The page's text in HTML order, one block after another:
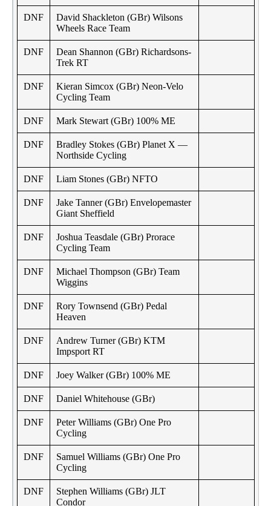
DNF
David Shackleton (GBr) Wilsons
Wheels Race Team
DNF
Dean Shannon (GBr) Richardsons-
Trek RT
DNF
Kieran Simcox (GBr) Neon-Velo
Cycling Team
DNF Mark Stewart (GBr) 100% ME
DNF
Bradley Stokes (GBr) Planet X —
Northside Cycling
DNF Liam Stones (GBr) NFTO
DNF
Jake Tanner (GBr) Envelopemaster
Giant Sheffield
DNF
Joshua Teasdale (GBr) Prorace
Cycling Team
DNF
Michael Thompson (GBr) Team
Wiggins
DNF
Rory Townsend (GBr) Pedal
Heaven
DNF
Andrew Turner (GBr) KTM
Impsport RT
DNF Joey Walker (GBr) 100% ME
DNF Daniel Whitehouse (GBr)
DNF
Peter Williams (GBr) One Pro
Cycling
DNF
Samuel Williams (GBr) One Pro
Cycling
DNF
Stephen Williams (GBr) JLT
Condor